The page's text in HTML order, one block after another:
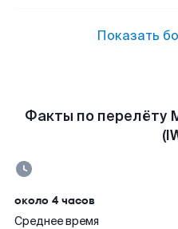
Показать
Факты по перелёту
около 4 часов
Среднее время